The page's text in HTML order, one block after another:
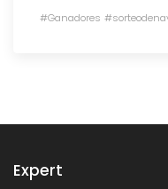
#Ganadores
Expert